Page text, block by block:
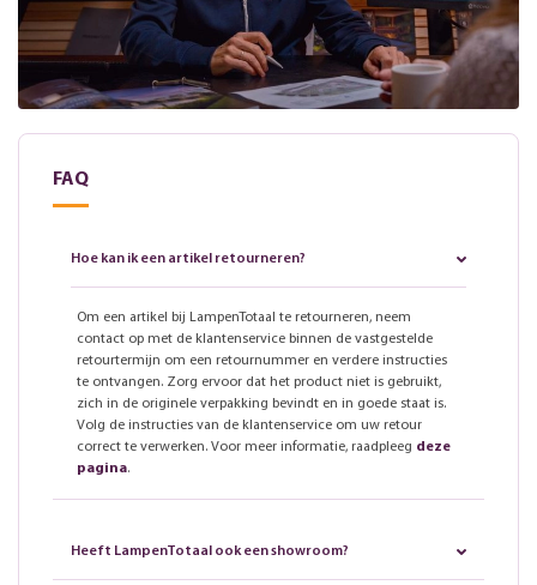
FAQ
Hoe kan ik een artikel retourneren?
Om een artikel bij LampenTotaal te retourneren, neem
contact op met de klantenservice binnen de vastgestelde
retourtermijn om een retournummer en verdere instructies
te ontvangen. Zorg ervoor dat het product niet is gebruikt,
zich in de originele verpakking bevindt en in goede staat is.
Volg de instructies van de klantenservice om uw retour
correct te verwerken. Voor meer informatie, raadpleeg deze
pagina.
Heeft LampenTotaal ook een showroom?